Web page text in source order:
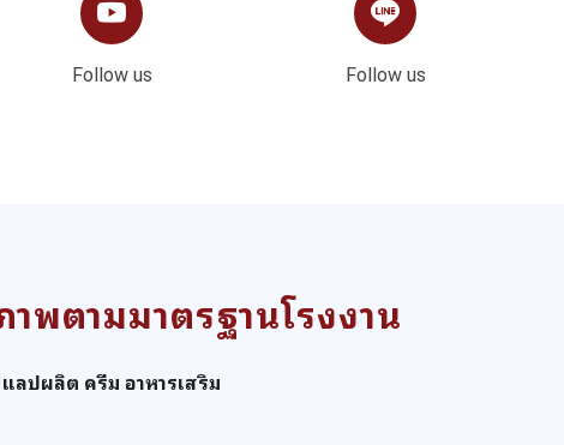
Follow us Follow us
พตามมาตรฐานโรงงาน
แลปผลิต ครีม อาหารเสริม